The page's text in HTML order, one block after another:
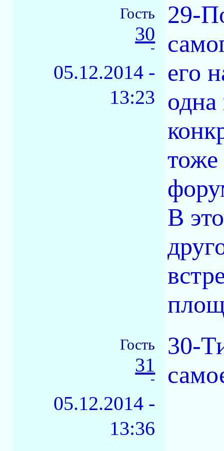
Гость
30
-
05.12.2014 -
13:23
29-
его
одна
В
Гость
31
-
05.12.2014 -
13:36
30-